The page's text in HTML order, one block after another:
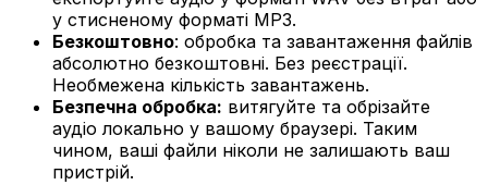
у стисненому форматі MP3.
Безкоштовно: обробка та завантаження файлів
абсолютно безкоштовні. Без реєстрації.
Необмежена кількість завантажень.
Безпечна обробка: витягуйте та обрізайте
аудіо локально у вашому браузері. Таким
чином, ваші файли ніколи не залишають ваш
пристрій.